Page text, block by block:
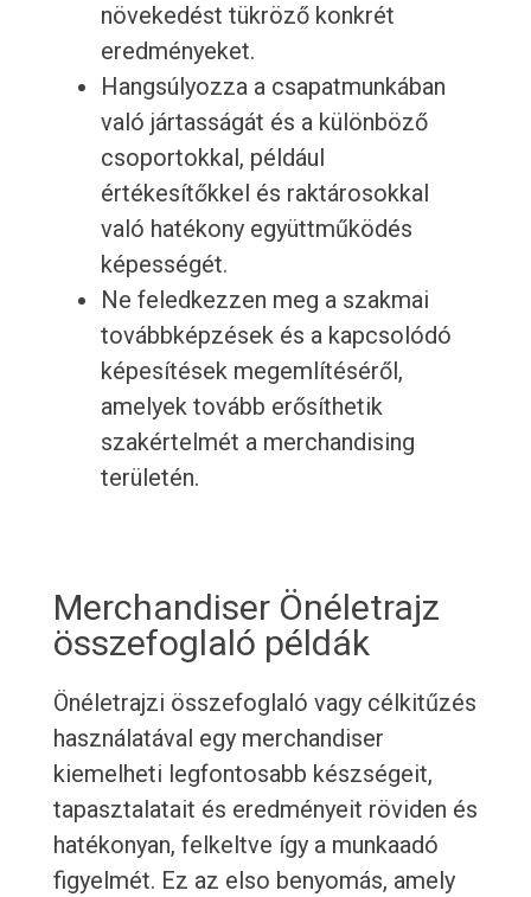
növekedést tükröző konkrét
eredményeket.
Hangsúlyozza a csapatmunkában
való jártasságát és a különböző
csoportokkal, például
értékesítőkkel és raktárosokkal
való hatékony együttműködés
képességét.
Ne feledkezzen meg a szakmai
továbbképzések és a kapcsolódó
képesítések megemlítéséről,
amelyek tovább erősíthetik
szakértelmét a merchandising
területén.
Merchandiser Önéletrajz
összefoglaló példák
Önéletrajzi összefoglaló vagy célkitűzés
használatával egy merchandiser
kiemelheti legfontosabb készségeit,
tapasztalatait és eredményeit röviden és
hatékonyan, felkeltve így a munkaadó
figyelmét. Ez az elso benyomás, amely